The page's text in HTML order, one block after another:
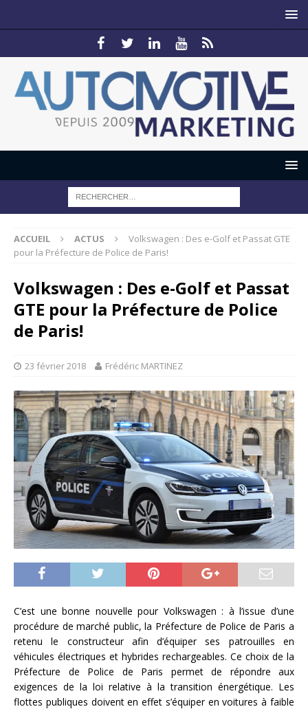
ACCUEIL ACTUS
Volkswagen : Des e-Golf et Passat GTE
pour la Préfecture de Police de Paris!
Volkswagen : Des e-Golf et Passat
GTE pour la Préfecture de Police
de Paris!
23 février 2018 Frédéric MARTINEZ
C’est une bonne nouvelle pour Volkswagen : à l’issue d’une
procédure de marché public, la Préfecture de Police de Paris a
retenu le constructeur afin d’équiper ses patrouilles en
véhicules électriques et hybrides rechargeables. Ce choix de la
Préfecture de Police de Paris permet de répondre aux
exigences de la loi relative à la transition énergétique. Les
flottes publiques doivent en effet s’équiper en voitures à faible